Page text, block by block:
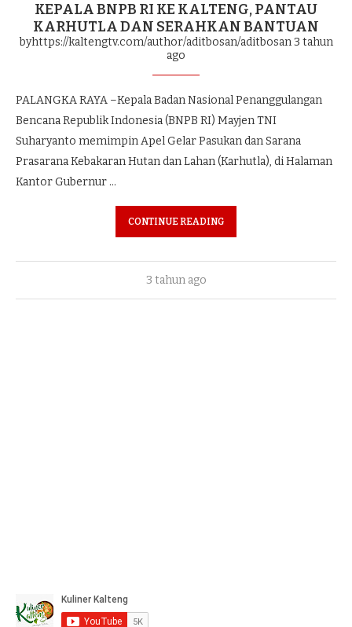
KEPALA BNPB RI KE KALTENG, PANTAU
KARHUTLA DAN SERAHKAN BANTUAN
byhttps://kaltengtv.com/author/aditbosan/aditbosan3 tahun
ago
PALANGKA RAYA –Kepala Badan Nasional Penanggulangan
Bencana Republik Indonesia (BNPB RI) Mayjen TNI
Suharyanto memimpin Apel Gelar Pasukan dan Sarana
Prasarana Kebakaran Hutan dan Lahan (Karhutla), di Halaman
Kantor Gubernur …
CONTINUE READING
3 tahun ago